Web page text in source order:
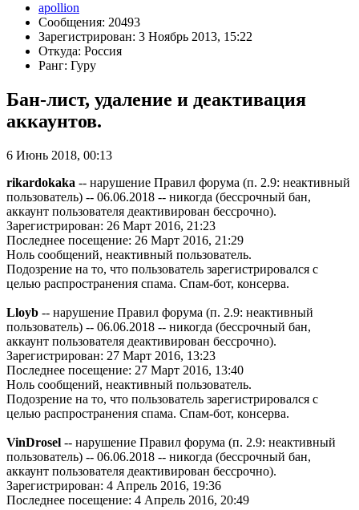
apollion
Сообщения: 20493
Зарегистрирован: 3 Ноябрь 2013, 15:22
Откуда: Россия
Ранг: Гуру
Бан-лист, удаление и деактивация
аккаунтов.
6 Июнь 2018, 00:13
rikardokaka -- нарушение Правил форума (п. 2.9: неактивный
пользователь) -- 06.06.2018 -- никогда (бессрочный бан,
аккаунт пользователя деактивирован бессрочно).
Зарегистрирован: 26 Март 2016, 21:23
Последнее посещение: 26 Март 2016, 21:29
Ноль сообщений, неактивный пользователь.
Подозрение на то, что пользователь зарегистрировался с
целью распространения спама. Спам-бот, консерва.
Lloyb -- нарушение Правил форума (п. 2.9: неактивный
пользователь) -- 06.06.2018 -- никогда (бессрочный бан,
аккаунт пользователя деактивирован бессрочно).
Зарегистрирован: 27 Март 2016, 13:23
Последнее посещение: 27 Март 2016, 13:40
Ноль сообщений, неактивный пользователь.
Подозрение на то, что пользователь зарегистрировался с
целью распространения спама. Спам-бот, консерва.
VinDrosel -- нарушение Правил форума (п. 2.9: неактивный
пользователь) -- 06.06.2018 -- никогда (бессрочный бан,
аккаунт пользователя деактивирован бессрочно).
Зарегистрирован: 4 Апрель 2016, 19:36
Последнее посещение: 4 Апрель 2016, 20:49